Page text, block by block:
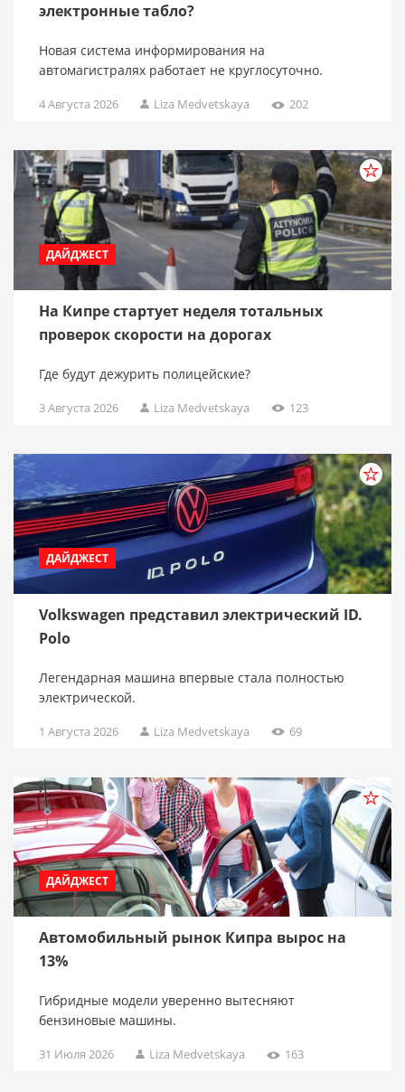
электронные табло?
Новая система информирования на
автомагистралях работает не круглосуточно.
4 Августа 2026 Liza Medvetskaya 202
ДАЙДЖЕСТ
На Кипре стартует неделя тотальных
проверок скорости на дорогах
Где будут дежурить полицейские?
3 Августа 2026 Liza Medvetskaya 123
ДАЙДЖЕСТ
Volkswagen представил электрический ID.
Polo
Легендарная машина впервые стала полностью
электрической.
1 Августа 2026 Liza Medvetskaya 69
ДАЙДЖЕСТ
Автомобильный рынок Кипра вырос на
13%
Гибридные модели уверенно вытесняют
бензиновые машины.
31 Июля 2026 Liza Medvetskaya 163